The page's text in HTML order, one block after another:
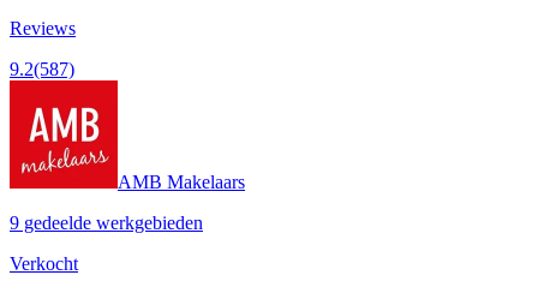
Reviews
9.2(587)
AMB Makelaars
9 gedeelde werkgebieden
Verkocht